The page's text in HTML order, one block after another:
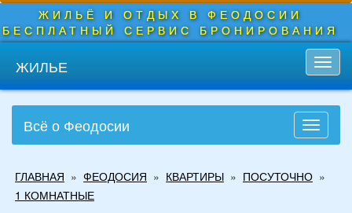
ЖИЛЬЁ И ОТДЫХ В ФЕОДОСИИ
БЕСПЛАТНЫЙ СЕРВИС БРОНИРОВАНИЯ
ЖИЛЬЕ
Toggle
Всё о Феодосии
здесь
ГЛАВНАЯ » ФЕОДОСИЯ » КВАРТИРЫ » ПОСУТОЧНО »
1 КОМНАТНЫЕ